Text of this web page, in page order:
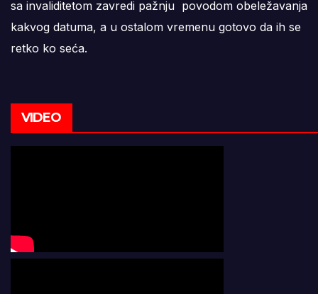
sa invaliditetom zavredi pažnju povodom obeležavanja
kakvog datuma, a u ostalom vremenu gotovo da ih se
retko ko seća.
VIDEO